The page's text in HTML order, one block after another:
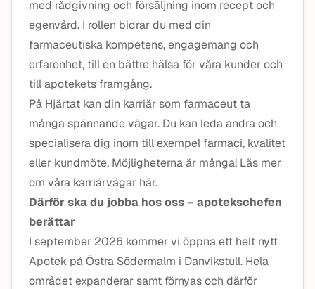
med rådgivning och försäljning inom recept och
egenvård. I rollen bidrar du med din
farmaceutiska kompetens, engagemang och
erfarenhet, till en bättre hälsa för våra kunder och
till apotekets framgång.
På Hjärtat kan din karriär som farmaceut ta
många spännande vägar. Du kan leda andra och
specialisera dig inom till exempel farmaci, kvalitet
eller kundmöte. Möjligheterna är många! Läs mer
om våra karriärvägar här.
Därför ska du jobba hos oss – apotekschefen
berättar
I september 2026 kommer vi öppna ett helt nytt
Apotek på Östra Södermalm i Danvikstull. Hela
området expanderar samt förnyas och därför